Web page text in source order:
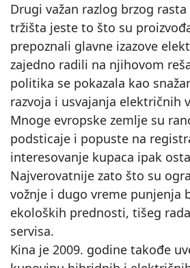
Drugi važan razlog brzog
tržišta jeste to što su
prepoznali glavne izazove
zajedno radili na njihovom
politika se pokazala kao
razvoja i usvajanja električnih
Mnoge evropske zemlje su
podsticaje i popuste na
interesovanje kupaca ipak
Najverovatnije zato što su
vožnje i dugo vreme punjenja
ekoloških prednosti, tišeg
servisa.
Kina je 2009. godine takođe